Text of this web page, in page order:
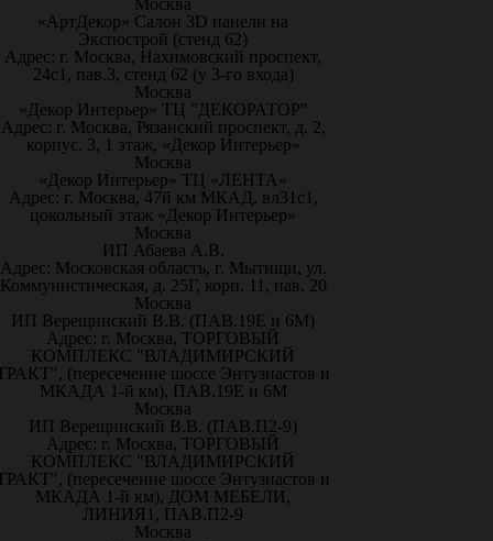
Москва
«АртДекор» Салон 3D панели на
Экспострой (стенд 62)
Адрес: г. Москва, Нахимовский проспект,
24с1, пав.3, стенд 62 (у 3-го входа)
Москва
«Декор Интерьер» ТЦ "ДЕКОРАТОР"
Адрес: г. Москва, Рязанский проспект, д. 2,
корпус. 3, 1 этаж, «Декор Интерьер»
Москва
«Декор Интерьер» ТЦ «ЛЕНТА»
Адрес: г. Москва, 47й км МКАД, вл31с1,
цокольный этаж «Декор Интерьер»
Москва
ИП Абаева А.В.
Адрес: Московская область, г. Мытищи, ул.
Коммунистическая, д. 25Г, корп. 11, пав. 20
Москва
ИП Верещинский В.В. (ПАВ.19Е и 6М)
Адрес: г. Москва, ТОРГОВЫЙ
КОМПЛЕКС "ВЛАДИМИРСКИЙ
(пересечение шоссе Энтузиастов и
МКАДА 1-й км), ПАВ.19Е и 6М
Москва
ИП Верещинский В.В. (ПАВ.П2-9)
Адрес: г. Москва, ТОРГОВЫЙ
КОМПЛЕКС "ВЛАДИМИРСКИЙ
(пересечение шоссе Энтузиастов и
МКАДА 1-й км), ДОМ МЕБЕЛИ,
ЛИНИЯ1, ПАВ.П2-9
Москва